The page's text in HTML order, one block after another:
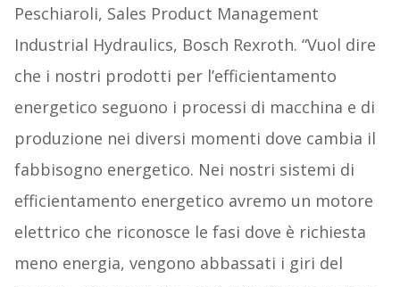
Peschiaroli, Sales Product Management
Industrial Hydraulics, Bosch Rexroth. “Vuol dire
che i nostri prodotti per l’efficientamento
energetico seguono i processi di macchina e di
produzione nei diversi momenti dove cambia il
fabbisogno energetico. Nei nostri sistemi di
efficientamento energetico avremo un motore
elettrico che riconosce le fasi dove è richiesta
meno energia, vengono abbassati i giri del